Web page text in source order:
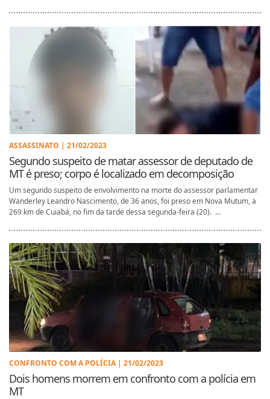
ASSASSINATO | 21/02/2023
Segundo suspeito de matar assessor de deputado de
MT é preso; corpo é localizado em decomposição
Um segundo suspeito de envolvimento na morte do assessor parlamentar
Wanderley Leandro Nascimento, de 36 anos, foi preso em Nova Mutum, a
269 km de Cuiabá, no fim da tarde dessa segunda-feira (20). ...
CONFRONTO COM A POLÍCIA | 21/02/2023
Dois homens morrem em confronto com a polícia em
MT